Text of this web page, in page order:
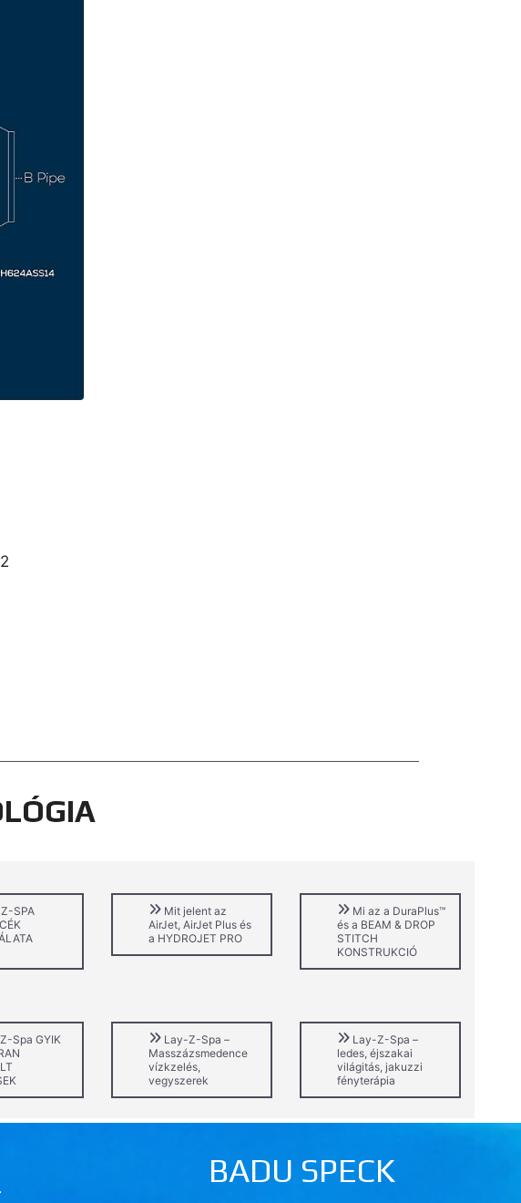
SPA
Mit jelent az
AirJet, AirJet Plus és
a HYDROJET PRO
Mi az a DuraPlus™
és a BEAM & DROP
STITCH
KONSTRUKCIÓ
Spa GYIK
Lay-Z-Spa –
Masszázsmedence
vízkzelés,
vegyszerek
Lay-Z-Spa –
ledes, éjszakai
világitás, jakuzzi
fényterápia
BADU SPECK